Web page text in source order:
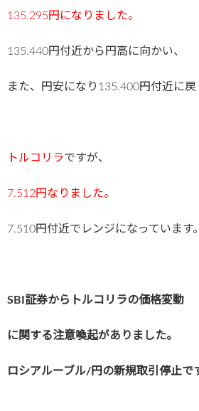
135.295円になりました。
135.440円付近から円高に向かい、
また、円安になり135.400円付近に戻
トルコ リラですが、
7.512円なりました。
7.510円付近でレンジになっています。
SBI証券からトルコリラの価格変動
に関する注意喚起がありました。
ロシアルーブル/円の新規取引停止で